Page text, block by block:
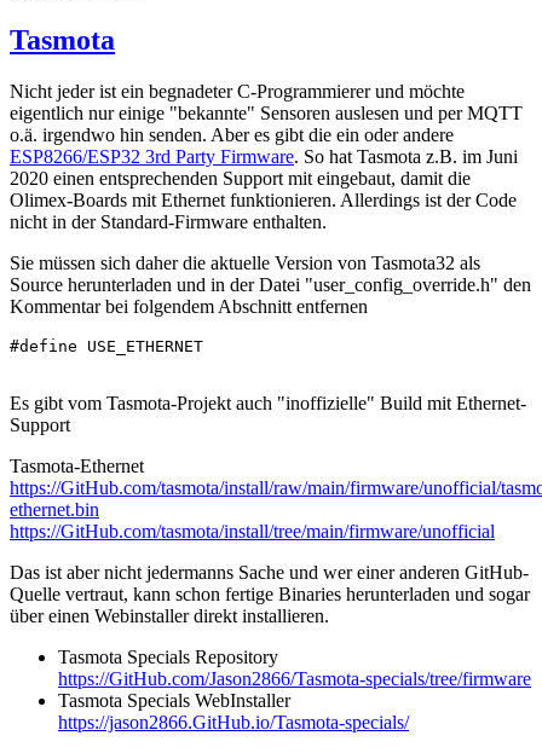
Tasmota
Nicht jeder ist ein begnadeter C-Programmierer und möchte
eigentlich nur einige "bekannte" Sensoren auslesen und per MQTT
o.ä. irgendwo hin senden. Aber es gibt die ein oder andere
ESP8266/ESP32 3rd Party Firmware. So hat Tasmota z.B. im Juni
2020 einen entsprechenden Support mit eingebaut, damit die
Olimex-Boards mit Ethernet funktionieren. Allerdings ist der Code
nicht in der Standard-Firmware enthalten.
Sie müssen sich daher die aktuelle Version von Tasmota32 als
Source herunterladen und in der Datei "user_config_override.h" den
Kommentar bei folgendem Abschnitt entfernen
#define USE_ETHERNET
Es gibt vom Tasmota-Projekt auch "inoffizielle" Build mit Ethernet-
Support
Tasmota-Ethernet
https://GitHub.com/tasmota/install/raw/main/firmware/unofficial/
ethernet.bin
https://GitHub.com/tasmota/install/tree/main/firmware/unofficial
Das ist aber nicht jedermanns Sache und wer einer anderen GitHub-
Quelle vertraut, kann schon fertige Binaries herunterladen und sogar
über einen Webinstaller direkt installieren.
Tasmota Specials Repository
https://GitHub.com/Jason2866/Tasmota-specials/tree/firmware
Tasmota Specials WebInstaller
https://jason2866.GitHub.io/Tasmota-specials/